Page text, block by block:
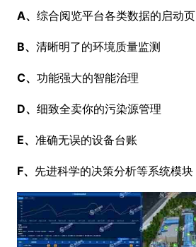
A、 综合阅览平台各类数据的启动页
B、 清晰明了的环境质量监测
C、 功能强大的智能治理
D、 细致全卖你的污染源管理
E、 准确无误的设备台账
F、 先进科学的决策分析等系统模块